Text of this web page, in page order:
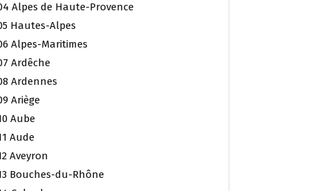
Alpes de Haute-Provence
Hautes-Alpes
Alpes-Maritimes
Ardêche
Ardennes
Ariège
Aube
Aude
Aveyron
Bouches-du-Rhône